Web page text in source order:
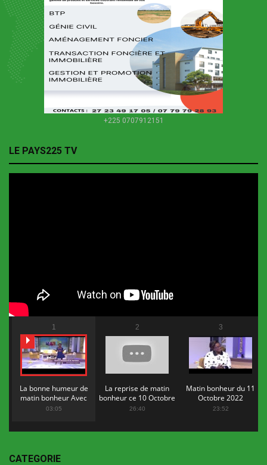
+225 0707912151
LE PAYS225 TV
1
La bonne humeur de
matin bonheur Avec
Flopy Mendosa
03:05
2
La reprise de matin
bonheur ce 10 Octobre
2022
26:40
3
Matin bonheur du 11
Octobre 2022
23:52
CATEGORIE